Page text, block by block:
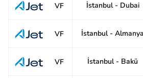
VF İstanbul - Dubai
VF İstanbul - Almanya
VF İstanbul - Bakü